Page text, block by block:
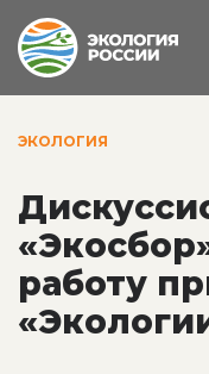
ЭКОЛОГИЯ
работу